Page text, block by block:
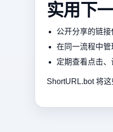
实用下
公开分享的链接
在同一流程中管
定期查看点击、
ShortURL.bot 将